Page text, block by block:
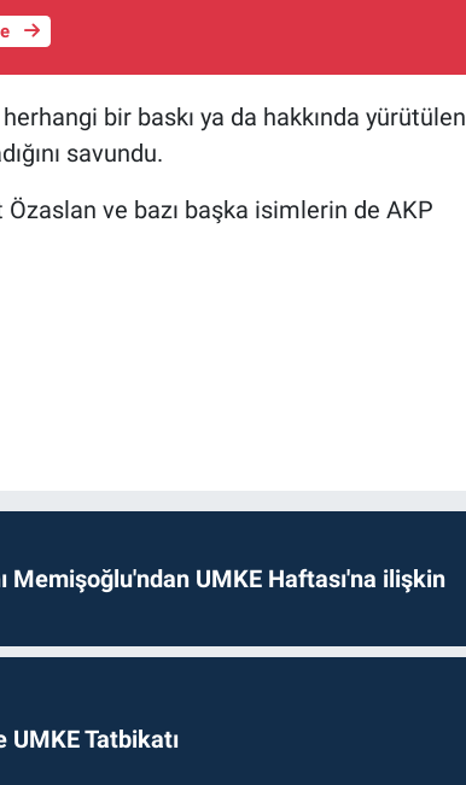
bir baskı ya da hakkında yürütülen
savundu.
ve bazı başka isimlerin de AKP
Memişoğlu'ndan UMKE Haftası'na ilişkin
UMKE Tatbikatı